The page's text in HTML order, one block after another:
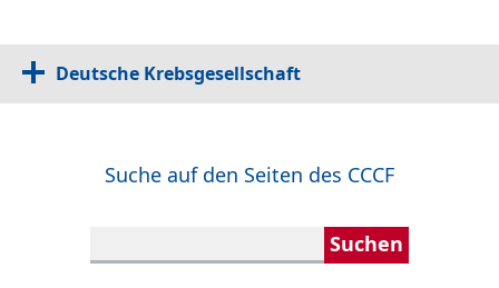
Deutsche Krebsgesellschaft
Suche auf den Seiten des CCCF